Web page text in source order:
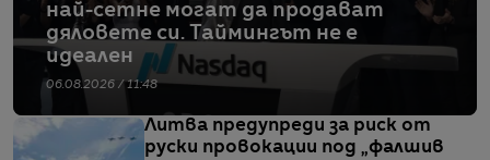
най-сетне могат да продават
дяловете си. Таймингът не е
идеален
06.08.2026 / 11:48
Литва предупреди за риск от
руски провокации под „фалшив